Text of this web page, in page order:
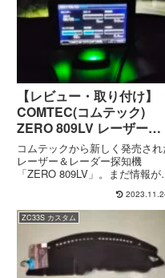
【レビュー・取り付け】
COMTEC(コムテック)
ZERO 809LV レーザー＆
レーダー探知機をZC33S
取り付け
コムテックから新しく発売され
レーザー＆レーダー探知機
「ZERO 809LV」。まだ情報が
こともあり新調しました。とい
ことで、今回はOMTEC(コムテ
ク) ZERO 809LVをZC33Sに取り
付け、初見...
ZC33S カスタム